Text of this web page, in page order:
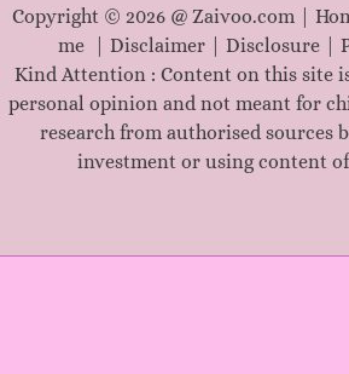
Copyright © 2026 @ Zaivoo.com |
me
Disclaimer| Disclosure|
Kind Attention : Content on this site
personal opinion and not meant for
research from authorised sources
investment or using content